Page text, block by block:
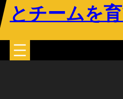
とチームを